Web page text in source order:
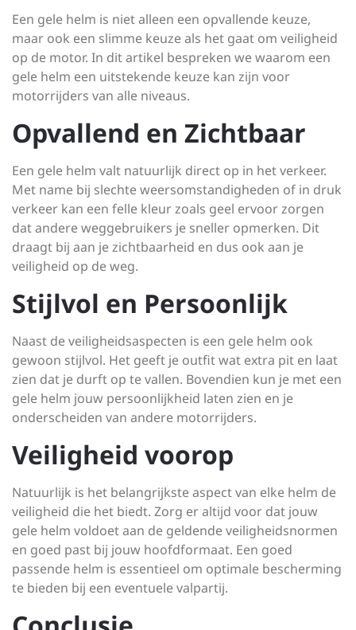
Een gele helm is niet alleen een opvallende keuze,
maar ook een slimme keuze als het gaat om veiligheid
op de motor. In dit artikel bespreken we waarom een
gele helm een uitstekende keuze kan zijn voor
motorrijders van alle niveaus.
Opvallend en Zichtbaar
Een gele helm valt natuurlijk direct op in het verkeer.
Met name bij slechte weersomstandigheden of in druk
verkeer kan een felle kleur zoals geel ervoor zorgen
dat andere weggebruikers je sneller opmerken. Dit
draagt bij aan je zichtbaarheid en dus ook aan je
veiligheid op de weg.
Stijlvol en Persoonlijk
Naast de veiligheidsaspecten is een gele helm ook
gewoon stijlvol. Het geeft je outfit wat extra pit en laat
zien dat je durft op te vallen. Bovendien kun je met een
gele helm jouw persoonlijkheid laten zien en je
onderscheiden van andere motorrijders.
Veiligheid voorop
Natuurlijk is het belangrijkste aspect van elke helm de
veiligheid die het biedt. Zorg er altijd voor dat jouw
gele helm voldoet aan de geldende veiligheidsnormen
en goed past bij jouw hoofdformaat. Een goed
passende helm is essentieel om optimale bescherming
te bieden bij een eventuele valpartij.